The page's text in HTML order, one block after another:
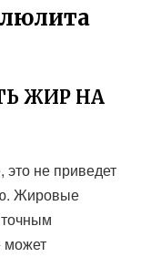
ЖИР НА
не приведет
Жировые
может